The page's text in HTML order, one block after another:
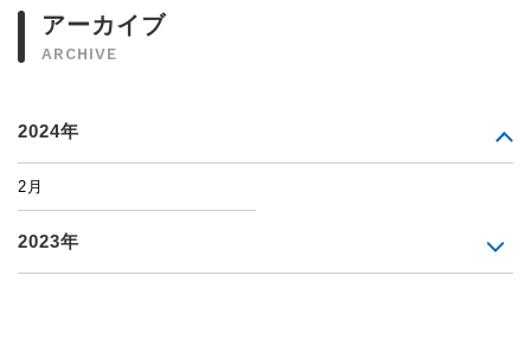
アーカイブ
ARCHIVE
2024年
2月
2023年